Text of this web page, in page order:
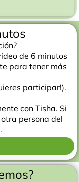
de 6 minutos
para tener más
participar!).
con Tisha. Si
persona del